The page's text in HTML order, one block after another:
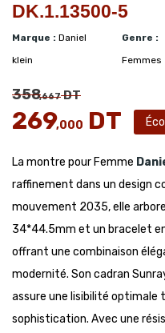
DK.1.13500-5
Marque : Daniel
klein
Genre :
Femmes
358,667DT
269,000 DT
La montre pour Femme
raffinement dans un design
mouvement 2035, elle
34*44.5mm et un bracelet
offrant une combinaison
modernité. Son cadran
assure une lisibilité
sophistication. Avec une